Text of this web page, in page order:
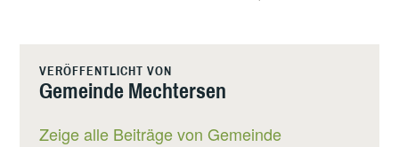
VERÖFFENTLICHT VON
Gemeinde Mechtersen
Zeige alle Beiträge von Gemeinde